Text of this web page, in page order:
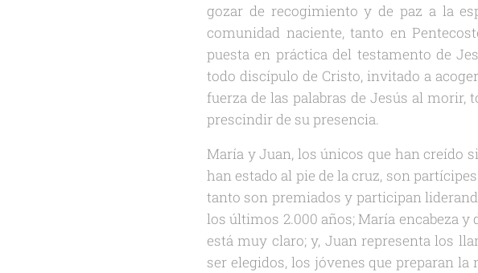
gozar de recogimiento y de paz a la
comunidad naciente, tanto en
puesta en práctica del testamento de
todo discípulo de Cristo, invitado a
fuerza de las palabras de Jesús al morir,
prescindir de su presencia.
María y Juan, los únicos que han creído
han estado al pie de la cruz, son
tanto son premiados y participan
los últimos 2.000 años; María encabeza
está muy claro; y, Juan representa los
ser elegidos, los jóvenes que preparan